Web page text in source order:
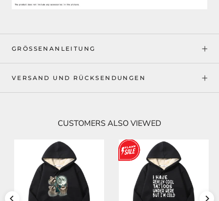
GRÖSSENANLEITUNG
VERSAND UND RÜCKSENDUNGEN
CUSTOMERS ALSO VIEWED